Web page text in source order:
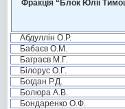
Фракція “Блок Юлії
Абдуллін О.Р.
Бабаєв О.М.
Баграєв М.Г.
Білорус О.Г.
Богдан Р.Д.
Болюра А.В.
Бондаренко О.Ф.